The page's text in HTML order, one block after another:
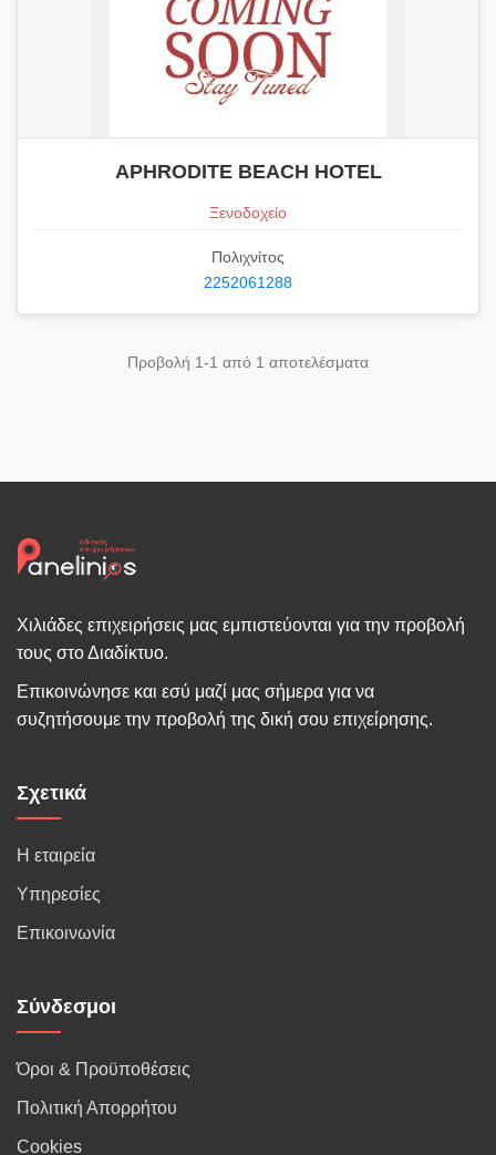
APHRODITE BEACH HOTEL
Ξενοδοχείο
Πολιχνίτος
2252061288
Προβολή 1-1 από 1 αποτελέσματα
Χιλιάδες επιχειρήσεις μας εμπιστεύονται για την προβολή
τους στο Διαδίκτυο.
Επικοινώνησε και εσύ μαζί μας σήμερα για να
συζητήσουμε την προβολή της δική σου επιχείρησης.
Σχετικά
Η εταιρεία
Υπηρεσίες
Επικοινωνία
Σύνδεσμοι
Όροι & Προϋποθέσεις
Πολιτική Απορρήτου
Cookies